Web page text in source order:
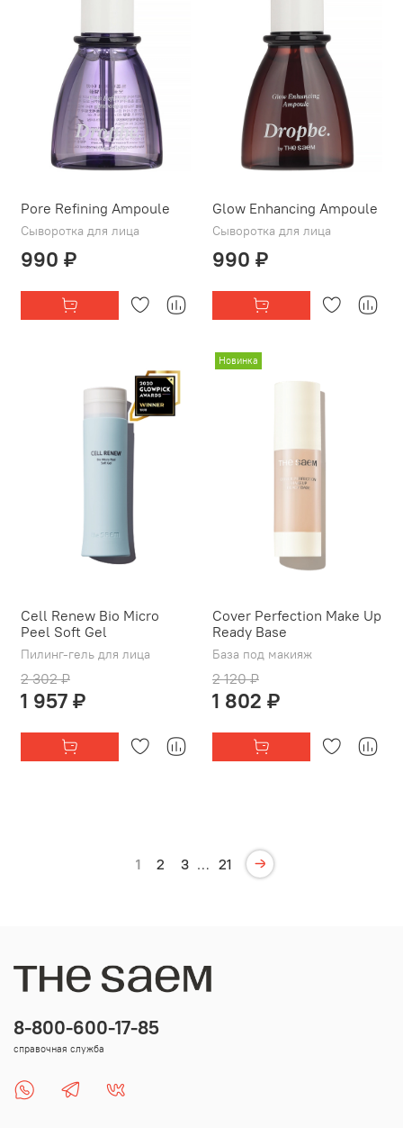
Pore Refining Ampoule
Сыворотка для лица
990 ₽
Glow Enhancing Ampoule
Сыворотка для лица
990 ₽
Cell Renew Bio Micro
Peel Soft Gel
Пилинг-гель для лица
2 302 ₽
1 957 ₽
Новинка
Cover Perfection Make Up
Ready Base
База под макияж
2 120 ₽
1 802 ₽
1 2 3 … 21
8-800-600-17-85
справочная служба